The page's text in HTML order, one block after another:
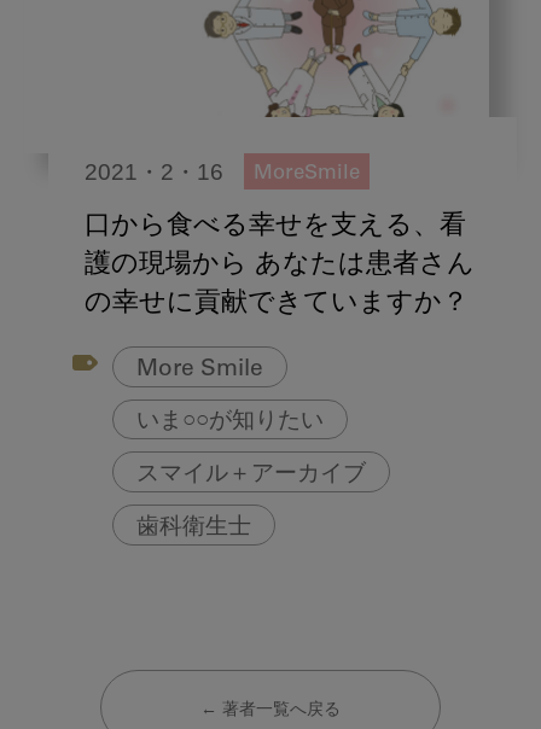
2021・2・16 MoreSmile
口から食べる幸せを支える、看
護の現場から あなたは患者さん
の幸せに貢献できていますか？
More Smile
いま○○が知りたい
スマイル＋アーカイブ
歯科衛生士
← 著者一覧へ戻る